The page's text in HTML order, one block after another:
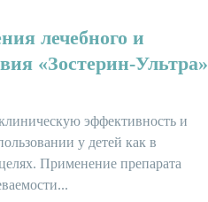
лечебного и
«Зостерин-Ультра»
эффективность и
у детей как в
Применение препарата